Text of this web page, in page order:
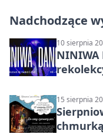
Nadchodzące
10 sierpnia
NINIWA
15 sierpnia
chmurką